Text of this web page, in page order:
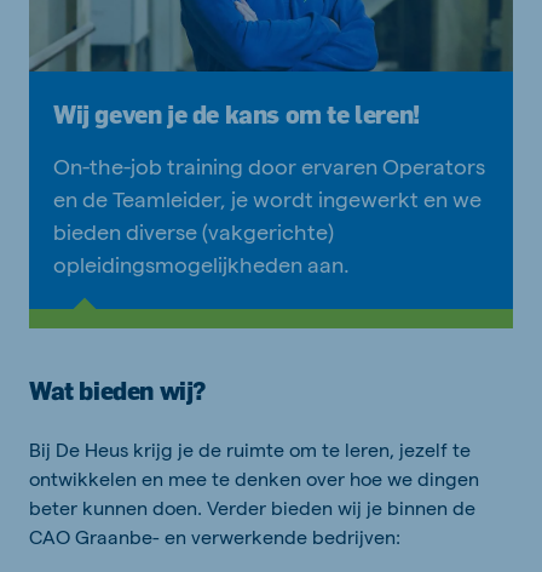
Wij geven je de kans om te leren!
On-the-job training door ervaren Operators
en de Teamleider, je wordt ingewerkt en we
bieden diverse (vakgerichte)
opleidingsmogelijkheden aan.​
Wat bieden wij?
Bij De Heus krijg je de ruimte om te leren, jezelf te
ontwikkelen en mee te denken over hoe we dingen
beter kunnen doen. Verder bieden wij je binnen de
CAO Graanbe- en verwerkende bedrijven: